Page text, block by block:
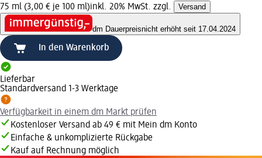
75 ml (3,00 € je 100 ml)inkl. 20% MwSt. zzgl. Versand
dm Dauerpreisnicht erhöht seit 17.04.2024
In den Warenkorb
Lieferbar
Standardversand 1-3 Werktage
Verfügbarkeit in einem dm Markt prüfen
Kostenloser Versand ab 49 € mit Mein dm Konto
Einfache & unkomplizierte Rückgabe
Kauf auf Rechnung möglich